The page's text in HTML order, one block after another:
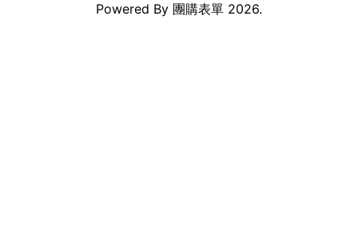
Powered By 團購表單 2026.